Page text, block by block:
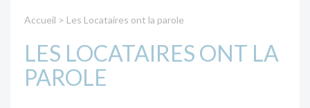
Accueil > Les Locataires ont la parole
LES LOCATAIRES ONT LA
PAROLE